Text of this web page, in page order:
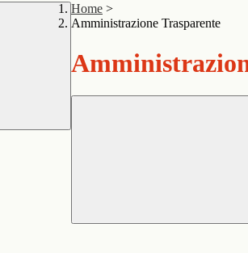
Home >
Amministrazione Trasparente